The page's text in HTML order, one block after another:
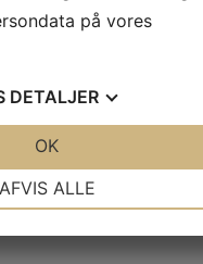
pilsner 30L
på vores
DETALJER
AFVIS ALLE
OK